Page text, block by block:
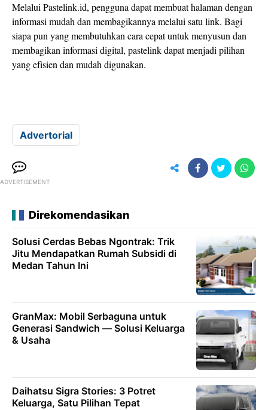
Melalui Pastelink.id, pengguna dapat membuat halaman dengan
informasi mudah dan membagikannya melalui satu link. Bagi
siapa pun yang membutuhkan cara cepat untuk menyusun dan
membagikan informasi digital, pastelink dapat menjadi pilihan
yang efisien dan mudah digunakan.
Advertorial
ADVERTISEMENT
Direkomendasikan
Solusi Cerdas Bebas Ngontrak: Trik
Jitu Mendapatkan Rumah Subsidi di
Medan Tahun Ini
GranMax: Mobil Serbaguna untuk
Generasi Sandwich — Solusi Keluarga
& Usaha
Daihatsu Sigra Stories: 3 Potret
Keluarga, Satu Pilihan Tepat